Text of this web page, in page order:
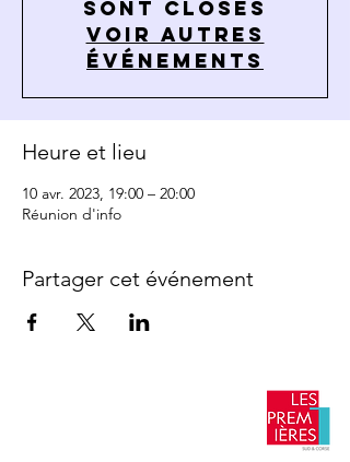
sont closes
Voir autres
événements
Heure et lieu
10 avr. 2023, 19:00 – 20:00
Réunion d'info
Partager cet événement